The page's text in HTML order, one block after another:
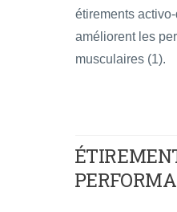
étirements
améliorent les
musculaires (1).